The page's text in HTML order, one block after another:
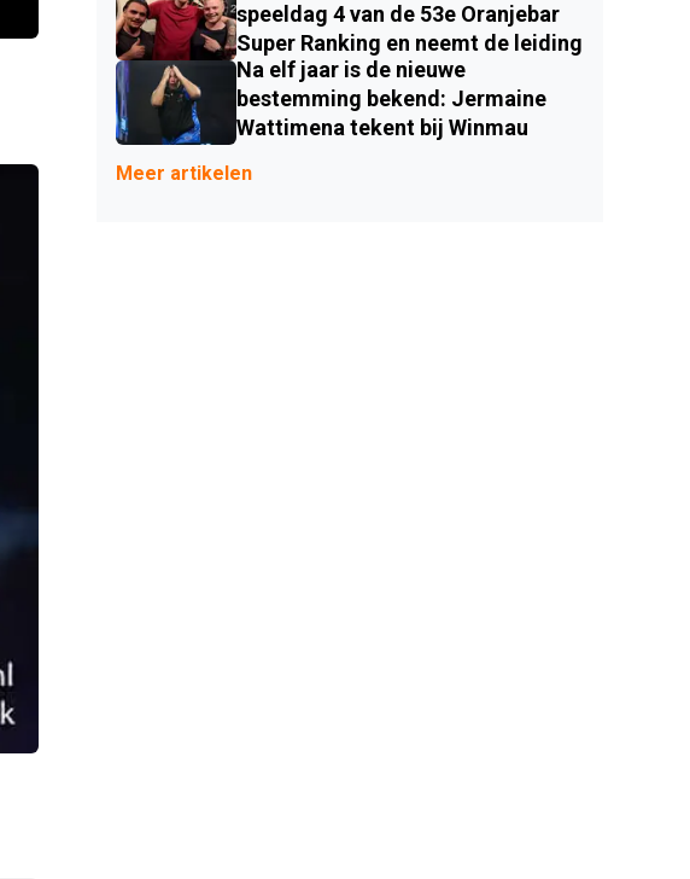
speeldag 4 van de 53e Oranjebar
Super Ranking en neemt de leiding
Na elf jaar is de nieuwe
bestemming bekend: Jermaine
Wattimena tekent bij Winmau
Meer artikelen